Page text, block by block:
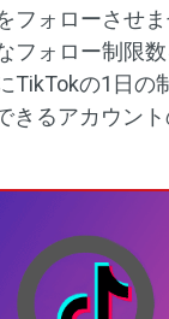
フォローさせ
フォロー制限
TikTokの1日の
きるアカウン